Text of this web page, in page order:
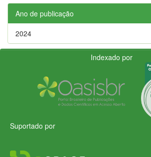
Ano de publicação
2024
Indexado por
Suportado por